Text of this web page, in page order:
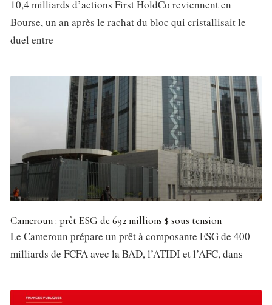
10,4 milliards d’actions First HoldCo reviennent en
Bourse, un an après le rachat du bloc qui cristallisait le
duel entre
Cameroun : prêt ESG de 692 millions $ sous tension
Le Cameroun prépare un prêt à composante ESG de 400
milliards de FCFA avec la BAD, l’ATIDI et l’AFC, dans